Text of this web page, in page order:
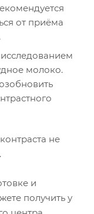
от приёма
молоко.
не
и
получить у